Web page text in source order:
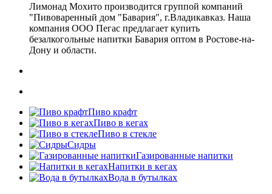
Лимонад Мохито производится группой компаний
"Пивоваренный дом "Бавария", г.Владикавказ. Наша
компания ООО Пегас предлагает купить
безалкогольные напитки Бавария оптом в Ростове-на-
Дону и области.
Пиво крафт
Пиво в кегах
Пиво в стекле
Сидры
Газированные напитки
Напитки в кегах
Вода в бутылках